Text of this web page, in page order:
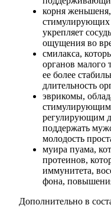
корня
стимулирующих
укрепляет
ощущения во
смилакса,
органов малого
ее более
длительность
эврикомы,
регулирующим
поддержать
молодость
муира пуама,
протеинов,
иммунитета,
фона,
Дополнительно в